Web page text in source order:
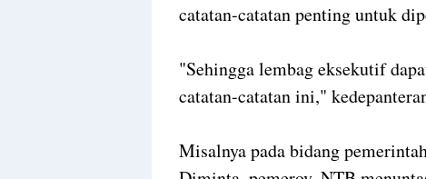
catatan-catatan penting untuk
"Sehingga lembag eksekutif
catatan-catatan ini,"
Misalnya pada bidang